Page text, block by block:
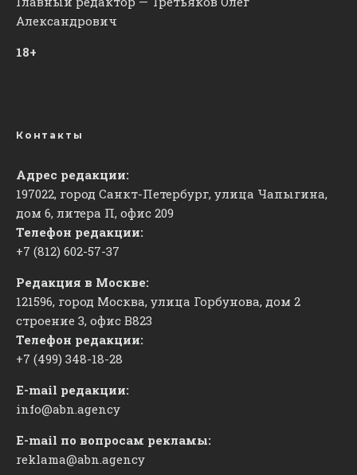
Александрович
18+
Контакты
Адрес редакции:
197022, город Санкт-Петербург, улица Чапыгина,
дом 6, литера П, офис 209
Телефон редакции:
+7 (812) 602-57-37
Редакция в Москве:
121596, город Москва, улица Горбунова, дом 2
строение 3, офис ​В823
Телефон редакции:
+7 (499) 348-18-28
E-mail редакции:
info@abn.agency
E-mail по вопросам рекламы:
reklama@abn.agency